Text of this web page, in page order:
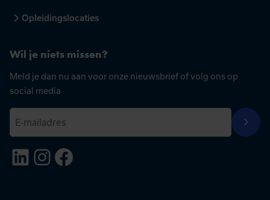
Opleidingslocaties
Wil je niets missen?
Meld je dan nu aan voor onze nieuwsbrief of volg ons op
social media
-
m
aLinkedIn InstagramFacebook